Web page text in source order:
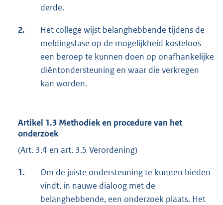
derde.
2.
Het college wijst belanghebbende tijdens de
meldingsfase op de mogelijkheid kosteloos
een beroep te kunnen doen op onafhankelijke
cliëntondersteuning en waar die verkregen
kan worden.
Artikel 1.3 Methodiek en procedure van het
onderzoek
(Art. 3.4 en art. 3.5 Verordening)
1.
Om de juiste ondersteuning te kunnen bieden
vindt, in nauwe dialoog met de
belanghebbende, een onderzoek plaats. Het